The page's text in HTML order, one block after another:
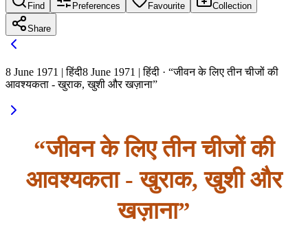
Find Preferences Favourite Collection
Share
8 June 1971 | हिंदी8 June 1971 | हिंदी · “जीवन के लिए तीन चीजों की
आवश्यकता - खुराक, खुशी और खज़ाना”
“जीवन के लिए तीन चीजों की
आवश्यकता - खुराक, खुशी और
खज़ाना”